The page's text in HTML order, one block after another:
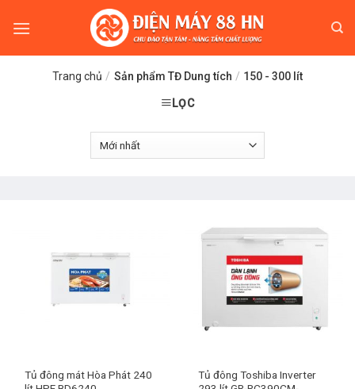
Trang chủ / Sản phẩm TĐ Dung tích / 150 - 300 lít
LỌC
Tủ đông mát Hòa Phát 240
Tủ đông Toshiba Inverter